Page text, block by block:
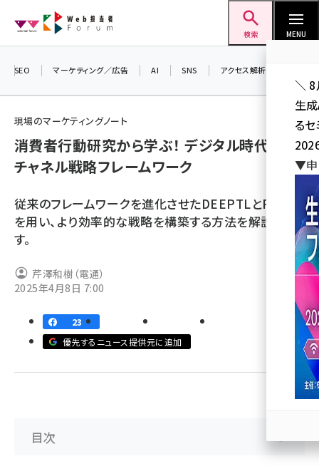
ン
検索 MENU
seo (3536)
youtube (2444)
セミナー (2313)
z世代 (1629)
meo (1279)
llmo (1167)
SEO マーケティング／広告 AI SNS アクセス解析／データ分析
現場のマーケティングノート
消費者行動研究から学ぶ！ デジタル時代の
チャネル戦略フレームワーク
従来のフレームワークを進化させたDEEPTLとPOER
を用い、より効率的な戦略を構築する方法を解説しま
す。
芹澤和樹（電通）
2025年4月8日 7:00
23
優先するニュース提供元に追加
目次
＼ 8
生
る
▼申